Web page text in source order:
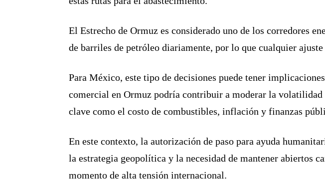
El Estrecho de Ormuz es considerado uno de los corredores
de barriles de petróleo diariamente, por lo que cualquier
Para México, este tipo de decisiones puede tener
comercial en Ormuz podría contribuir a moderar la
clave como el costo de combustibles, inflación y finanzas
En este contexto, la autorización de paso para ayuda
la estrategia geopolítica y la necesidad de mantener abiertos
momento de alta tensión internacional.